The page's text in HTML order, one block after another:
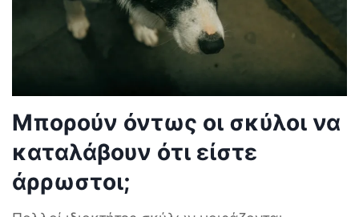
Μπορούν όντως οι σκύλοι να
καταλάβουν ότι είστε
άρρωστοι;